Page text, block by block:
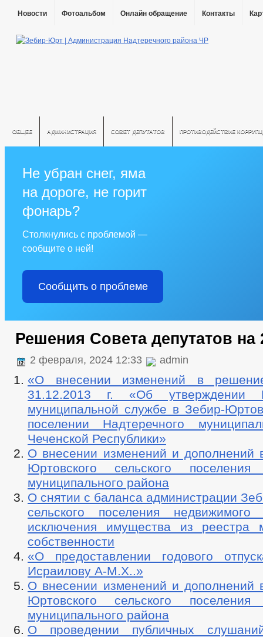
Новости Фотоальбом Онлайн обращение Контакты
ОБЩЕЕ АДМИНИСТРАЦИЯ СОВЕТ ДЕПУТАТОВ ПРОТИВОДЕЙСТВИЕ
Не убран снег, яма
на дороге, не горит
фонарь?
Столкнулись с проблемой —
сообщите о ней!
Сообщить о проблеме
Решения Совета депутатов на
2 февраля, 2024 12:33 admin
«О внесении изменений в
31.12.2013 г. «Об утверждении
муниципальной службе в Зебир-
поселении Надтеречного
Чеченской Республики»
О внесении изменений и дополнений
Юртовского сельского поселения
муниципального района
О снятии с баланса администрации
сельского поселения
исключения имущества из реестра
собственности
«О предоставлении годового
Исраилову А-М.Х..»
О внесении изменений и дополнений
Юртовского сельского поселения
муниципального района
О проведении публичных